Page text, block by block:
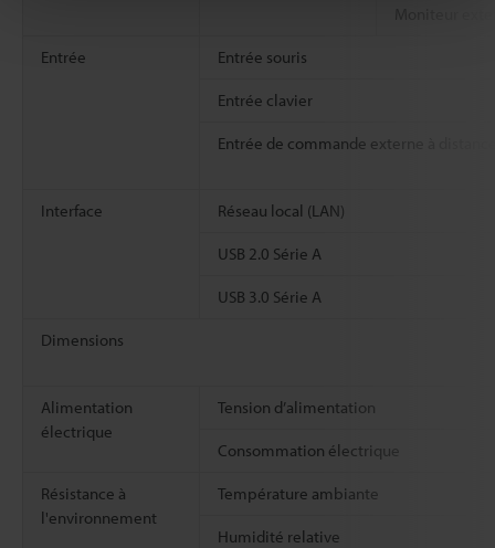
Entrée Entrée souris
Entrée clavier
Entrée de commande externe à
Interface Réseau local (LAN)
USB 2.0 Série A
USB 3.0 Série A
Dimensions
Alimentation
électrique
Tension d’alimentation
Consommation électrique
Résistance à
l'environnement
Température ambiante
Humidité relative